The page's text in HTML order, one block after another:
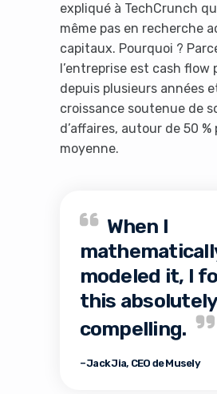
expliqué à TechCrunch
même pas en recherche
capitaux. Pourquoi ?
l’entreprise est cash flow
depuis plusieurs années
croissance soutenue de
d’affaires, autour de 50 %
moyenne.
When I
modeled it, I
this absolutely
compelling.
– Jack Jia, CEO de Musely